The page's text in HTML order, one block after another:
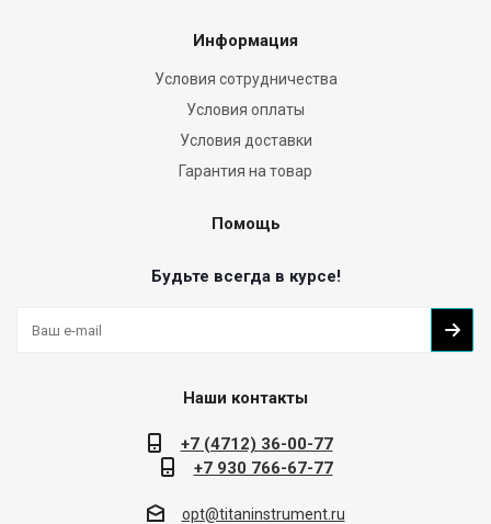
Информация
Условия сотрудничества
Условия оплаты
Условия доставки
Гарантия на товар
Помощь
Будьте всегда в курсе!
Наши контакты
+7 (4712) 36-00-77
+7 930 766-67-77
opt@titaninstrument.ru